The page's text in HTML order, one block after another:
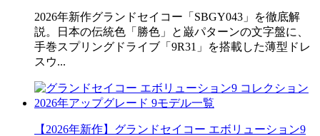
2026年新作グランドセイコー「SBGY043」を徹底解
説。日本の伝統色「勝色」と巌パターンの文字盤に、
手巻スプリングドライブ「9R31」を搭載した薄型ドレ
スウ...
【2026年新作】グランドセイコー エボリューション9